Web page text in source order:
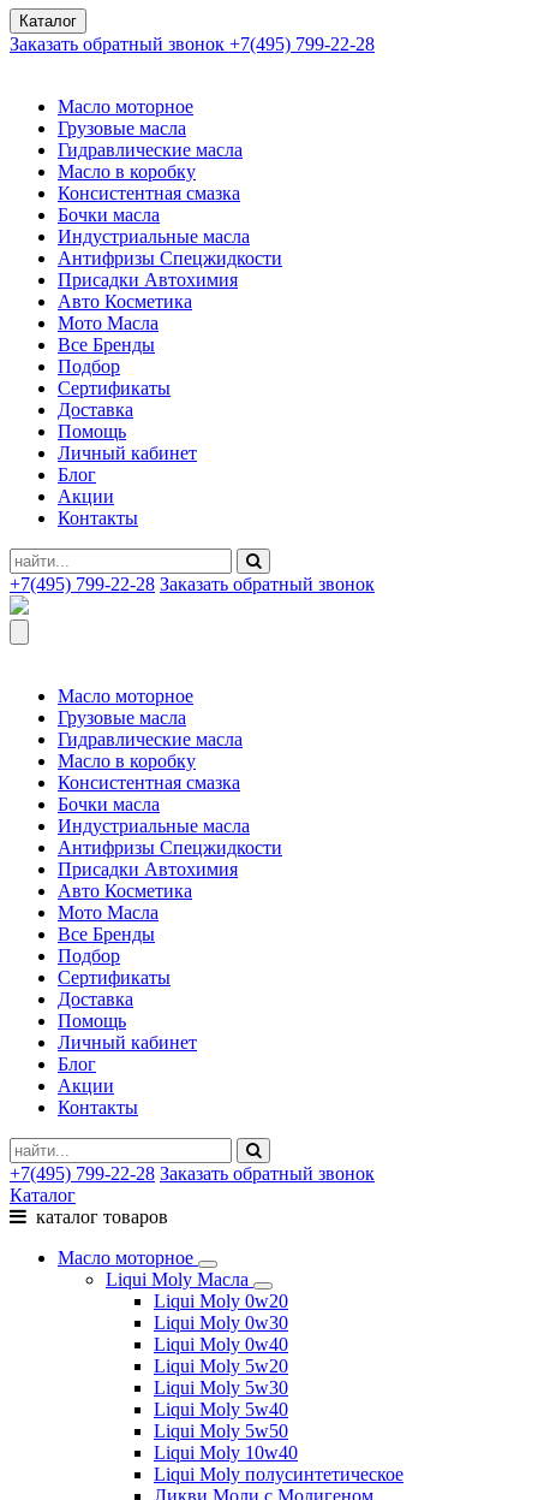
Каталог
Заказать обратный звонок +7(495) 799-22-28
Масло моторное
Грузовые масла
Гидравлические масла
Масло в коробку
Консистентная смазка
Бочки масла
Индустриальные масла
Антифризы Спецжидкости
Присадки Автохимия
Авто Косметика
Мото Масла
Все Бренды
Подбор
Сертификаты
Доставка
Помощь
Личный кабинет
Блог
Акции
Контакты
+7(495) 799-22-28 Заказать обратный звонок
Масло моторное
Грузовые масла
Гидравлические масла
Масло в коробку
Консистентная смазка
Бочки масла
Индустриальные масла
Антифризы Спецжидкости
Присадки Автохимия
Авто Косметика
Мото Масла
Все Бренды
Подбор
Сертификаты
Доставка
Помощь
Личный кабинет
Блог
Акции
Контакты
+7(495) 799-22-28 Заказать обратный звонок
Каталог
каталог товаров
Масло моторное
Liqui Moly Масла
Liqui Moly 0w20
Liqui Moly 0w30
Liqui Moly 0w40
Liqui Moly 5w20
Liqui Moly 5w30
Liqui Moly 5w40
Liqui Moly 5w50
Liqui Moly 10w40
Liqui Moly полусинтетическое
Ликви Моли с Молигеном